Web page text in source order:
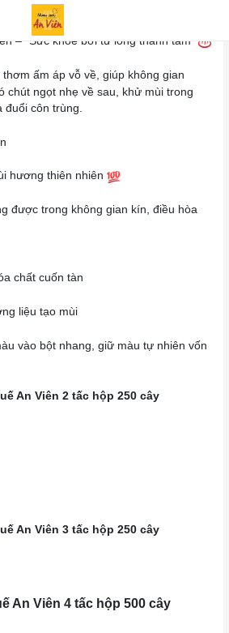
– “Sức khoẻ bởi từ lòng thành tâm“
ấm áp vỗ về, giúp không gian
chút ngọt nhẹ về sau, khử mùi trong
đuổi côn trùng.
hương thiên nhiên
được trong không gian kín, điều hòa
chất cuốn tàn
liệu tạo mùi
vào bột nhang, giữ màu tự nhiên vốn
An Viên 2 tấc hộp 250 cây
An Viên 3 tấc hộp 250 cây
An Viên 4 tấc hộp 500 cây